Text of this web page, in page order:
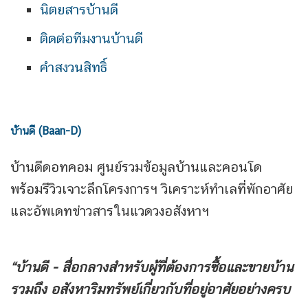
นิตยสารบ้านดี
ติดต่อทีมงานบ้านดี
คำสงวนสิทธิ์
บ้านดี (Baan-D)
บ้านดีดอทคอม ศูนย์รวมข้อมูลบ้านและคอนโด
พร้อมรีวิวเจาะลึกโครงการฯ วิเคราะห์ทำเลที่พักอาศัย
และอัพเดทข่าวสารในแวดวงอสังหาฯ
“บ้านดี - สื่อกลางสำหรับผู้ที่ต้องการซื้อและขายบ้าน
รวมถึง อสังหาริมทรัพย์เกี่ยวกับที่อยู่อาศัยอย่างครบ